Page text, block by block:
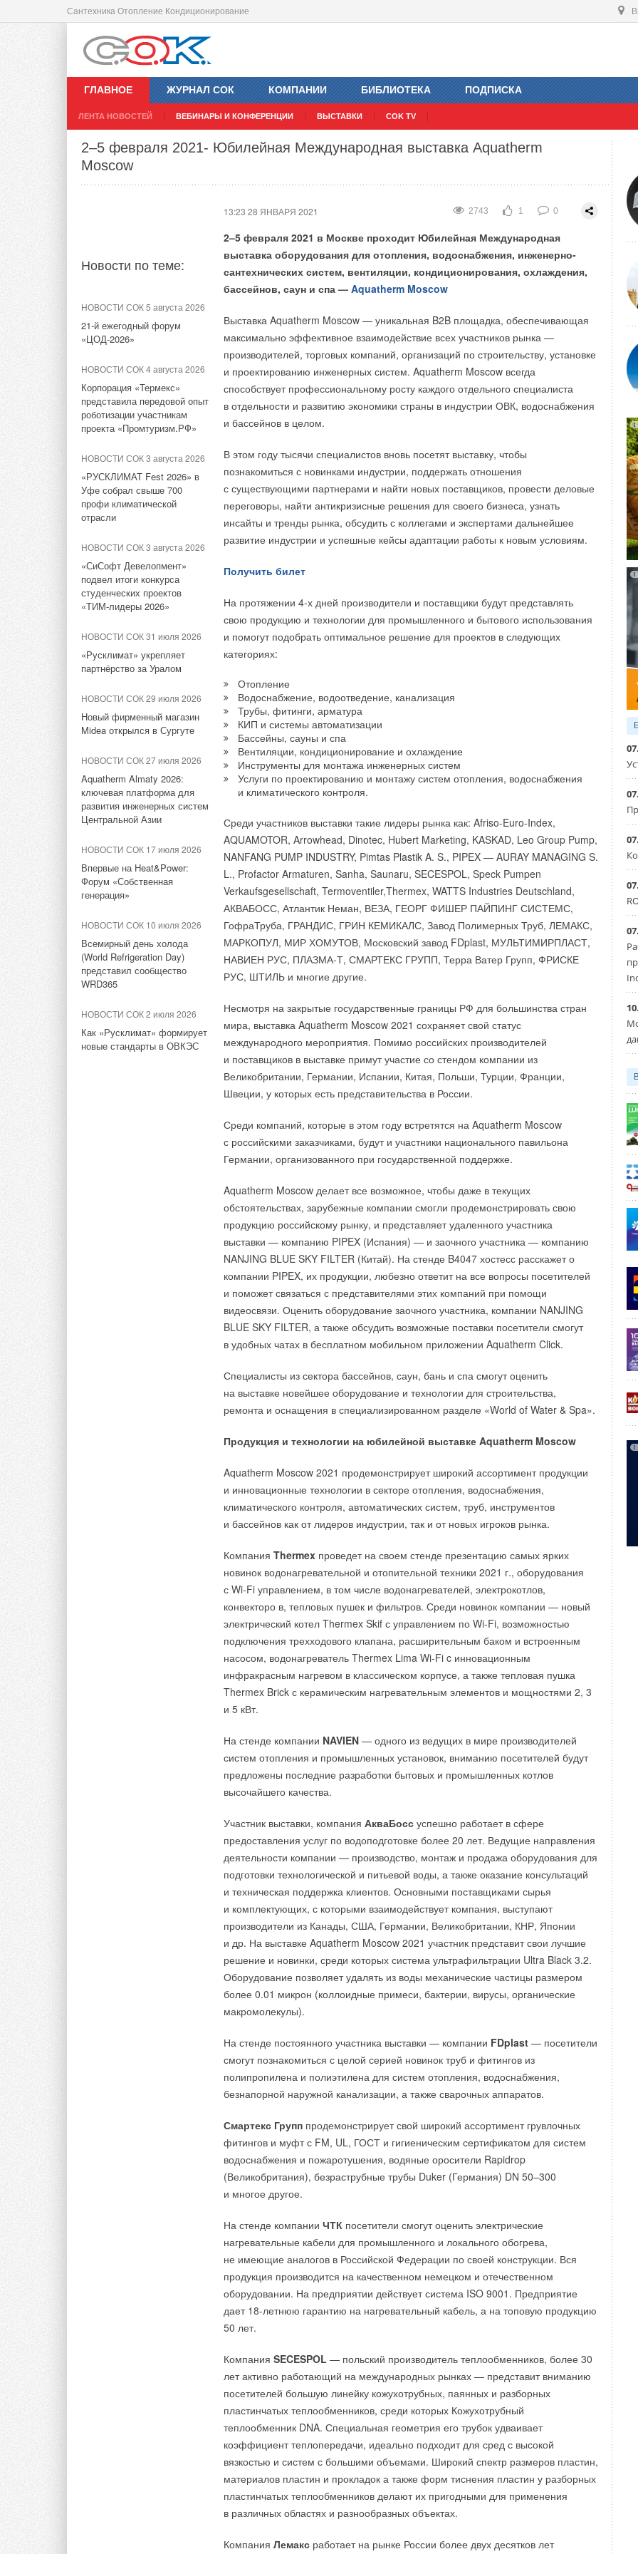
Сантехника Отопление Кондиционирование
ГЛАВНОЕ
ЛЕНТА НОВОСТЕЙ ВЕБИНАРЫ И КОНФЕРЕНЦИИ ВЫСТАВКИ COK TV
ЖУРНАЛ СОК КОМПАНИИ БИБЛИОТЕКА ПОДПИСКА
2–5 февраля 2021- Юбилейная Международная выставка Aquatherm
Moscow
2743 1 0
13:23 28 ЯНВАРЯ 2021
Новости по теме:
НОВОСТИ СОК 5 августа 2026
21-й ежегодный форум
«ЦОД-2026»
НОВОСТИ СОК 4 августа 2026
Корпорация «Термекс»
представила передовой опыт
роботизации участникам
проекта «Промтуризм.РФ»
НОВОСТИ СОК 3 августа 2026
«РУСКЛИМАТ Fest 2026» в
Уфе собрал свыше 700
профи климатической
отрасли
НОВОСТИ СОК 3 августа 2026
«СиСофт Девелопмент»
подвел итоги конкурса
студенческих проектов
«ТИМ-лидеры 2026»
НОВОСТИ СОК 31 июля 2026
«Русклимат» укрепляет
партнёрство за Уралом
НОВОСТИ СОК 29 июля 2026
Новый фирменный магазин
Midea открылся в Сургуте
НОВОСТИ СОК 27 июля 2026
Aquatherm Almaty 2026:
ключевая платформа для
развития инженерных систем
Центральной Азии
НОВОСТИ СОК 17 июля 2026
Впервые на Heat&Power:
Форум «Собственная
генерация»
НОВОСТИ СОК 10 июля 2026
Всемирный день холода
(World Refrigeration Day)
представил сообщество
WRD365
НОВОСТИ СОК 2 июля 2026
Как «Русклимат» формирует
новые стандарты в ОВКЭС
2–5 февраля 2021 в Москве проходит Юбилейная Международная
выставка оборудования для отопления, водоснабжения, инженерно-
сантехнических систем, вентиляции, кондиционирования, охлаждения,
бассейнов, саун и спа — Aquatherm Moscow
Выставка Aquatherm Moscow — уникальная B2B площадка, обеспечивающая
максимально эффективное взаимодействие всех участников рынка —
производителей, торговых компаний, организаций по строительству, установке
и проектированию инженерных систем. Aquatherm Moscow всегда
способствует профессиональному росту каждого отдельного специалиста
в отдельности и развитию экономики страны в индустрии ОВК, водоснабжения
и бассейнов в целом.
В этом году тысячи специалистов вновь посетят выставку, чтобы
познакомиться с новинками индустрии, поддержать отношения
с существующими партнерами и найти новых поставщиков, провести деловые
переговоры, найти антикризисные решения для своего бизнеса, узнать
инсайты и тренды рынка, обсудить с коллегами и экспертами дальнейшее
развитие индустрии и успешные кейсы адаптации работы к новым условиям.
Получить билет
На протяжении 4-х дней производители и поставщики будут представлять
свою продукцию и технологии для промышленного и бытового использования
и помогут подобрать оптимальное решение для проектов в следующих
категориях:
Отопление
Водоснабжение, водоотведение, канализация
Трубы, фитинги, арматура
КИП и системы автоматизации
Бассейны, сауны и спа
Вентиляции, кондиционирование и охлаждение
Инструменты для монтажа инженерных систем
Услуги по проектированию и монтажу систем отопления, водоснабжения
и климатического контроля.
Среди участников выставки такие лидеры рынка как: Afriso-Euro-Index,
AQUAMOTOR, Arrowhead, Dinotec, Hubert Marketing, KASKAD, Leo Group Pump,
NANFANG PUMP INDUSTRY, Pimtas Plastik A. S., PIPEX — AURAY MANAGING S.
L., Profactor Armaturen, Sanha, Saunaru, SECESPOL, Speck Pumpen
Verkaufsgesellschaft, Termoventiler,Thermex, WATTS Industries Deutschland,
АКВАБОСС, Атлантик Неман, ВЕЗА, ГЕОРГ ФИШЕР ПАЙПИНГ СИСТЕМС,
ГофраТруба, ГРАНДИС, ГРИН КЕМИКАЛС, Завод Полимерных Труб, ЛЕМАКС,
МАРКОПУЛ, МИР ХОМУТОВ, Московский завод FDplast, МУЛЬТИМИРПЛАСТ,
НАВИЕН РУС, ПЛАЗМА-Т, СМАРТЕКС ГРУПП, Терра Ватер Групп, ФРИСКЕ
РУС, ШТИЛЬ и многие другие.
Несмотря на закрытые государственные границы РФ для большинства стран
мира, выставка Aquatherm Moscow 2021 сохраняет свой статус
международного мероприятия. Помимо российских производителей
и поставщиков в выставке примут участие со стендом компании из
Великобритании, Германии, Испании, Китая, Польши, Турции, Франции,
Швеции, у которых есть представительства в России.
Среди компаний, которые в этом году встретятся на Aquatherm Moscow
с российскими заказчиками, будут и участники национального павильона
Германии, организованного при государственной поддержке.
Aquatherm Moscow делает все возможное, чтобы даже в текущих
обстоятельствах, зарубежные компании смогли продемонстрировать свою
продукцию российскому рынку, и представляет удаленного участника
выставки — компанию PIPEX (Испания) — и заочного участника — компанию
NANJING BLUE SKY FILTER (Китай). На стенде B4047 хостесс расскажет о
компании PIPEX, их продукции, любезно ответит на все вопросы посетителей
и поможет связаться с представителями этих компаний при помощи
видеосвязи. Оценить оборудование заочного участника, компании NANJING
BLUE SKY FILTER, а также обсудить возможные поставки посетители смогут
в удобных чатах в бесплатном мобильном приложении Aquatherm Click.
Специалисты из сектора бассейнов, саун, бань и спа смогут оценить
на выставке новейшее оборудование и технологии для строительства,
ремонта и оснащения в специализированном разделе «World of Water & Spa».
Продукция и технологии на юбилейной выставке Aquatherm Moscow
Aquatherm Moscow 2021 продемонстрирует широкий ассортимент продукции
и инновационные технологии в секторе отопления, водоснабжения,
климатического контроля, автоматических систем, труб, инструментов
и бассейнов как от лидеров индустрии, так и от новых игроков рынка.
Компания Thermex проведет на своем стенде презентацию самых ярких
новинок водонагревательной и отопительной техники 2021 г., оборудования
с Wi-Fi управлением, в том числе водонагревателей, электрокотлов,
конвекторо в, тепловых пушек и фильтров. Среди новинок компании — новый
электрический котел Thermex Skif с управлением по Wi-Fi, возможностью
подключения трехходового клапана, расширительным баком и встроенным
насосом, водонагреватель Thermex Lima Wi-Fi c инновационным
инфракрасным нагревом в классическом корпусе, а также тепловая пушка
Thermex Brick с керамическим нагревательным элементов и мощностями 2, 3
и 5 кВт.
На стенде компании NAVIEN — одного из ведущих в мире производителей
систем отопления и промышленных установок, вниманию посетителей будут
предложены последние разработки бытовых и промышленных котлов
высочайшего качества.
Участник выставки, компания АкваБосс успешно работает в сфере
предоставления услуг по водоподготовке более 20 лет. Ведущие направления
деятельности компании — производство, монтаж и продажа оборудования для
подготовки технологической и питьевой воды, а также оказание консультаций
и техническая поддержка клиентов. Основными поставщиками сырья
и комплектующих, с которыми взаимодействует компания, выступают
производители из Канады, США, Германии, Великобритании, КНР, Японии
и др. На выставке Aquatherm Moscow 2021 участник представит свои лучшие
решение и новинки, среди которых система ультрафильтрации Ultra Black 3.2.
Оборудование позволяет удалять из воды механические частицы размером
более 0.01 микрон (коллоидные примеси, бактерии, вирусы, органические
макромолекулы).
На стенде постоянного участника выставки — компании FDplast — посетители
смогут познакомиться с целой серией новинок труб и фитингов из
полипропилена и полиэтилена для систем отопления, водоснабжения,
безнапорной наружной канализации, а также сварочных аппаратов.
Смартекс Групп продемонстрирует свой широкий ассортимент грувлочных
фитингов и муфт с FM, UL, ГОСТ и гигиеническим сертификатом для систем
водоснабжения и пожаротушения, водяные оросители Rapidrop
(Великобритания), безраструбные трубы Duker (Германия) DN 50–300
и многое другое.
На стенде компании ЧТК посетители смогут оценить электрические
нагревательные кабели для промышленного и локального обогрева,
не имеющие аналогов в Российской Федерации по своей конструкции. Вся
продукция производится на качественном немецком и отечественном
оборудовании. На предприятии действует система ISO 9001. Предприятие
дает 18-летнюю гарантию на нагревательный кабель, а на топовую продукцию
50 лет.
Компания SECESPOL — польский производитель теплообменников, более 30
лет активно работающий на международных рынках — представит вниманию
посетителей большую линейку кожухотрубных, паянных и разборных
пластинчатых теплообменников, среди которых Кожухотрубный
теплообменник DNA. Специальная геометрия его трубок удваивает
коэффициент теплопередачи, идеально подходит для сред с высокой
вязкостью и систем с большими объемами. Широкий спектр размеров пластин,
материалов пластин и прокладок а также форм тиснения пластин у разборных
пластинчатых теплообменников делают их пригодными для применения
в различных областях и разнообразных объектах.
Компания Лемакс работает на рынке России более двух десятков лет
Вслед за Газпромом
13:21 28 ЯНВАРЯ 2021
Новости по теме:
ждёт гостей на Aquatherm
ЖУРНАЛ СОК декабрь 2021
Бархатная реновация
Локальное потепление
НОВОСТИ СОК 8 октября 2021
Кто взломает вашу
интернет вещей?
НОВОСТИ СОК 7 сентября
2021
FRISQUET: 3 приема,
бизнесменам
НОВОСТИ СОК 17 августа
2021
Почему растут цены на дома
дальше?
НОВОСТИ СОК 11 августа
2021
Вне закона: почему пора
менять 20-летнюю газовую
котельную
Эко-технологии: что такое и
почему это хорошо
НОВОСТИ СОК 30 июня 2021
«бесплатный» газ
2021 год дал старт новой пятилетней программе газификации России.
Президент РФ Владимир Путин ставит амбициозную задачу по достижению
показателя на уровне 90% к 2025 году. За ходом программы внимательно
следят не только из Кремля, но и из российского офиса ведущего
французского производителя отопительного оборудования FRISQUET. Имея
на сегодняшний день 16 партнёров в субъектах РФ, к 2025 году компания
«Ещё в конце мая 2020 года Владимир Путин дал поручения правительству
и Газпрому, среди которых была актуализация региональных программ.
Уже тогда стало понятно, что газификация будет идти форсированными
темпами. И мы приняли решение соотнести свою программу развития
партнёрской сети с реализацией программы газификации», — говорит
развития есть не только в Центральном федеральном округе, в котором
исторически высокий процент газификации. Немало их в Приволжском
федеральном округе и даже в Сибири, где нынешний уровень обеспеченности
газом не достигает и
и газификации, которые регионы подписывают с Газпромом, а также
на процент обеспечения газом в сельской местности, ведь именно там
традиционно строятся частные домовладения.
На первом этапе экспансии компания выбрала шесть территорий —
от Ленинградской области до Западной Сибири. В список вошли как зоны
с высоким процентом обеспеченности газом, например Республика
крайне низким — Новосибирская (общий уровень газификации — 33,8
Свердловская (уровень газификации в сельской местности — 18,9%) области.
Инструменты по поиску партнёров на этих территориях были запущены
в работу за полгода до утверждения новой пятилетней стратегии газификации.
И когда документ увидел свет, стало ясно, что аналитики не ошиблись.
Судя по региональным программам газоснабжения и газификации, в 2021–
2025 годах Газпром направит на их реализацию колоссальные средства. В
Новосибирской области 2,3 млрд инвестиций позволят увеличить поставки
голубого топлива в уже газифицированные города и районы с общей
территориях, на которых живут 110 тысяч человек. В Башкортостане сумма
вложений выше — 13,8 млрд рублей. За эти деньги планируется создать
условия для подачи газа потребителям в 30 районах.
«Сегодня мы находимся в активной фазе переговоров со всеми
потенциальными партнёрами, обсуждая сотрудничество по схеме «одна
наша сеть. Начинаем присматриваться и к Восточной Сибири, а именно
к Красноярскому краю, который имеет достаточно хорошие перспективы
газификации к 2025–2027 годам. При условии реализации проекта «Сила
общей численностью около порядка 2 млн человек», — уточняет Армен
Калинин, FRISQUET.
По оценкам экспертов, рынок газовых отопительных котлов в России может
вырасти на 40–50% в течение ближайших 10 лет. Это произойдет при условии
претворения в жизнь поручений президента РФ по бесплатному подключению
газоиспользующего оборудования к сетям, решению проблемы «последней
мили» и форсированной газификации страны. А вот кто из производителей
оборудования займёт на рынке в итоге лидирующие позиции — зависит только
от стратегии самих игроков.
Бренд Frisquet Газовые настенные котлы Газовые напольные котлы
Уведомления отключены
Добавить комментарий